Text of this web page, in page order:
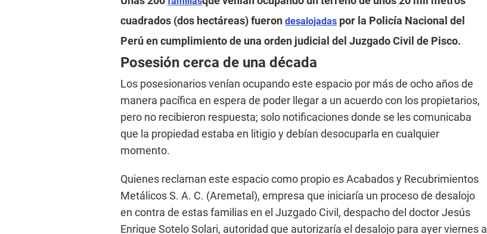
cuadrados (dos hectáreas) fueron desalojadas por la Policía Nacional del
Perú en cumplimiento de una orden judicial del Juzgado Civil de Pisco.
Posesión cerca de una década
Los posesionarios venían ocupando este espacio por más de ocho años de
manera pacífica en espera de poder llegar a un acuerdo con los propietarios,
pero no recibieron respuesta; solo notificaciones donde se les comunicaba
que la propiedad estaba en litigio y debían desocuparla en cualquier
momento.
Quienes reclaman este espacio como propio es Acabados y Recubrimientos
Metálicos S. A. C. (Aremetal), empresa que iniciaría un proceso de desalojo
en contra de estas familias en el Juzgado Civil, despacho del doctor Jesús
Enrique Sotelo Solari, autoridad que autorizaría el desalojo para ayer viernes a